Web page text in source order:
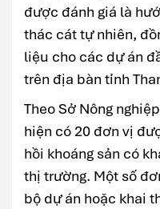
được đánh giá là
thác cát tự nhiên,
liệu cho các dự án
trên địa bàn tỉnh
Theo Sở Nông
hiện có 20 đơn vị
hồi khoáng sản có
thị trường. Một số
bộ dự án hoặc khai